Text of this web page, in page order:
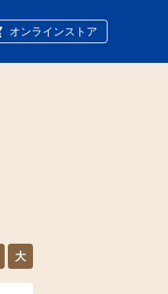
オンラインストア
大